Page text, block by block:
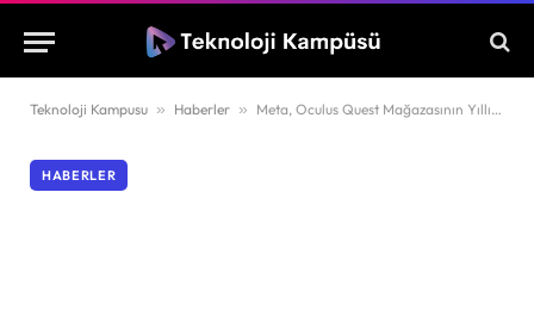
Teknoloji Kampusu » Haberler » Meta, Oculus Quest Mağazasının Yıllık Gelirini Açıkladı!
HABERLER